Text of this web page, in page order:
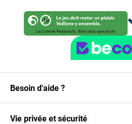
Besoin d'aide ?
Vie privée et sécurité